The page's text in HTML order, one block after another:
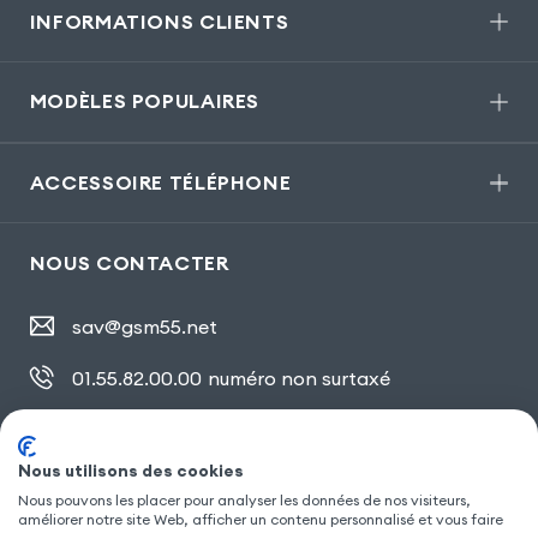
INFORMATIONS CLIENTS
MODÈLES POPULAIRES
ACCESSOIRE TÉLÉPHONE
NOUS CONTACTER
sav@gsm55.net
01.55.82.00.00 numéro non surtaxé
SUIVEZ NOUS
Nous utilisons des cookies
Nous pouvons les placer pour analyser les données de nos visiteurs,
améliorer notre site Web, afficher un contenu personnalisé et vous faire